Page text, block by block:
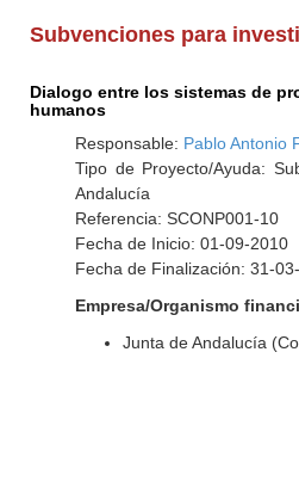
Subvenciones para
Dialogo entre los sistemas de
humanos
Responsable: Pablo Antonio
Tipo de Proyecto/Ayuda:
Andalucía
Referencia: SCONP001-10
Fecha de Inicio: 01-09-2010
Fecha de Finalización: 31-
Empresa/Organismo
Junta de Andalucía